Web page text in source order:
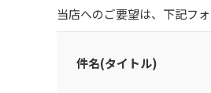
当店へのご要望は、下記フ
件名(タイトル)